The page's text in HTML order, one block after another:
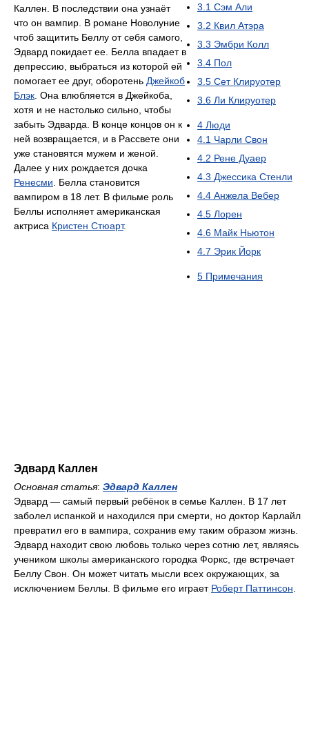
3.1 Сэм Али
3.2 Квил Атэра
3.3 Эмбри Колл
3.4 Пол
3.5 Сет Клируотер
3.6 Ли Клируотер
4 Люди
4.1 Чарли Свон
4.2 Рене Дуаер
4.3 Джессика Стенли
4.4 Анжела Вебер
4.5 Лорен
4.6 Майк Ньютон
4.7 Эрик Йорк
5 Примечания
Каллен. В последствии она узнаёт
что он вампир. В романе Новолуние
чтоб защитить Беллу от себя самого,
Эдвард покидает ее. Белла впадает в
депрессию, выбраться из которой ей
помогает ее друг, оборотень Джейкоб
Блэк . Она влюбляется в Джейкоба,
хотя и не настолько сильно, чтобы
забыть Эдварда. В конце концов он к
ней возвращается, и в Рассвете они
уже становятся мужем и женой.
Далее у них рождается дочка
Ренесми . Белла становится
вампиром в 18 лет. В фильме роль
Беллы исполняет американская
актриса Кристен Стюарт.
Эдвард Каллен
Основная статья: Эдвард Каллен
Эдвард — самый первый ребёнок в семье Каллен. В 17 лет
заболел испанкой и находился при смерти, но доктор Карлайл
превратил его в вампира, сохранив ему таким образом жизнь.
Эдвард находит свою любовь только через сотню лет, являясь
учеником школы американского городка Форкс, где встречает
Беллу Свон. Он может читать мысли всех окружающих, за
исключением Беллы. В фильме его играет Роберт Паттинсон